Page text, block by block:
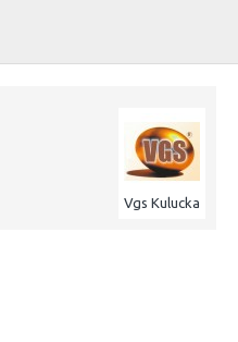
Vgs Kulucka